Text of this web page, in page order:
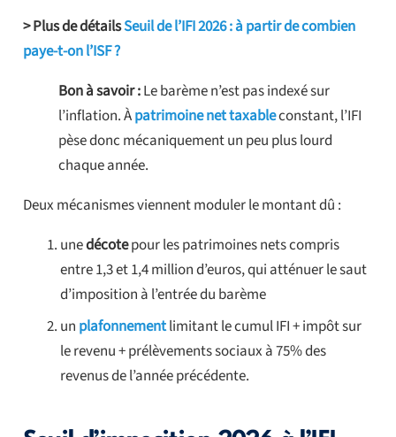
> Plus de détailsSeuil de l’IFI 2026 : à partir de combien
paye-t-on l’ISF ?
Bon à savoir :Le barème n’est pas indexé sur
l’inflation. Àpatrimoine net taxableconstant, l’IFI
pèse donc mécaniquement un peu plus lourd
chaque année.
Deux mécanismes viennent moduler le montant dû :
unedécotepour les patrimoines nets compris
entre 1,3 et 1,4 million d’euros, qui atténuer le saut
d’imposition à l’entrée du barème
un plafonnementlimitant le cumul IFI + impôt sur
le revenu + prélèvements sociaux à 75% des
revenus de l’année précédente.